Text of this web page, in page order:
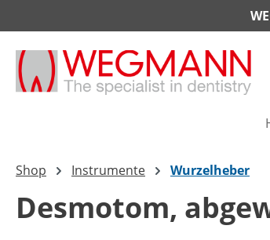
Zur Hauptnavigation springen
Shop Instrumente Wurzelheber
Desmotom,